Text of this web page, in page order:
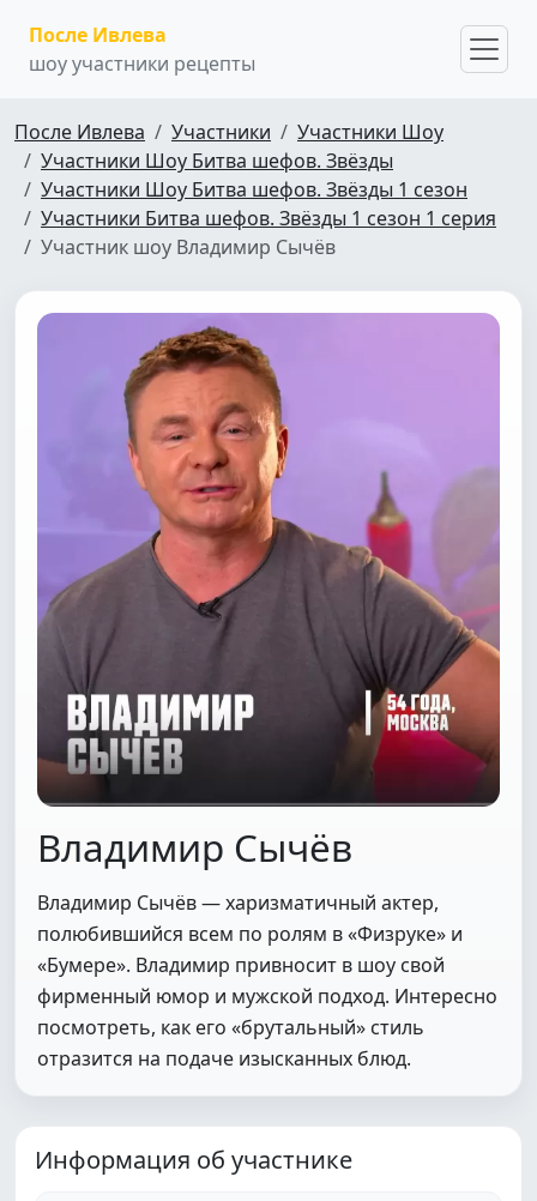
После Ивлева
шоу участники рецепты
После Ивлева Участники
Участники Шоу
Участники Шоу Битва шефов. Звёзды
Участники Шоу Битва шефов. Звёзды 1 сезон
Участники Битва шефов. Звёзды 1 сезон 1 серия
Участник шоу Владимир Сычёв
Владимир Сычёв
Владимир Сычёв — харизматичный актер,
полюбившийся всем по ролям в «Физруке» и
«Бумере». Владимир привносит в шоу свой
фирменный юмор и мужской подход. Интересно
посмотреть, как его «брутальный» стиль
отразится на подаче изысканных блюд.
Информация об участнике